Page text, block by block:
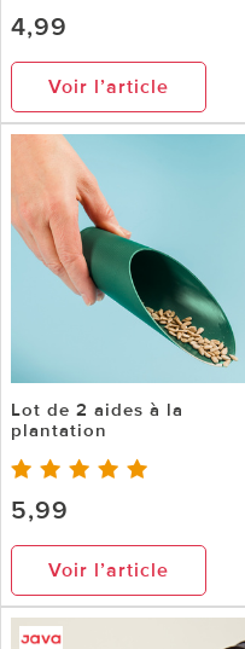
4,99
Voir l’article
Lot de 2 aides à la
plantation
5,99
Voir l’article